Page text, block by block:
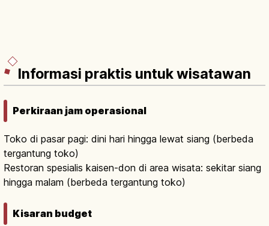
Informasi praktis untuk wisatawan
Perkiraan jam operasional
Toko di pasar pagi: dini hari hingga lewat siang (berbeda
tergantung toko)
Restoran spesialis kaisen-don di area wisata: sekitar siang
hingga malam (berbeda tergantung toko)
Kisaran budget